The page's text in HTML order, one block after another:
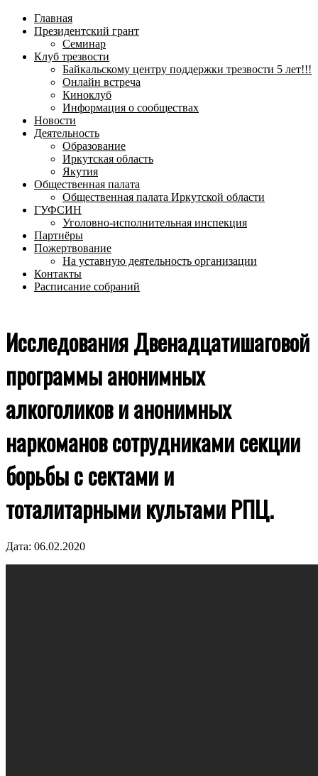
меню
Главная
Президентский грант
Семинар
Клуб трезвости
Байкальскому центру поддержки трезвости 5 лет!!!
Онлайн встреча
Киноклуб
Информация о сообществах
Новости
Деятельность
Образование
Иркутская область
Якутия
Общественная палата
Общественная палата Иркутской области
ГУФСИН
Уголовно-исполнительная инспекция
Партнёры
Пожертвование
На уставную деятельность организации
Контакты
Расписание собраний
Исследования Двенадцатишаговой
программы анонимных
алкоголиков и анонимных
наркоманов сотрудниками секции
борьбы с сектами и
тоталитарными культами РПЦ.
Дата: 06.02.2020